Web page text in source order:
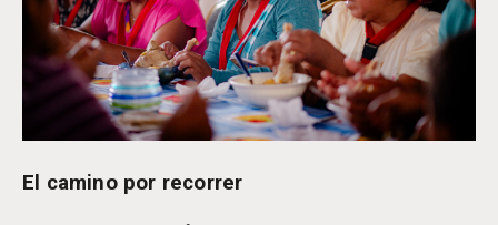
El camino por recorrer